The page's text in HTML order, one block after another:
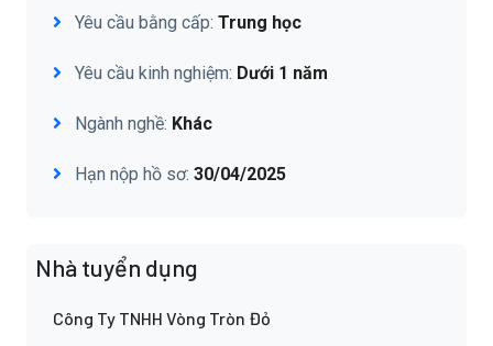
Yêu cầu bằng cấp: Trung học
Yêu cầu kinh nghiệm: Dưới 1 năm
Ngành nghề: Khác
Hạn nộp hồ sơ: 30/04/2025
Nhà tuyển dụng
Công Ty TNHH Vòng Tròn Đỏ